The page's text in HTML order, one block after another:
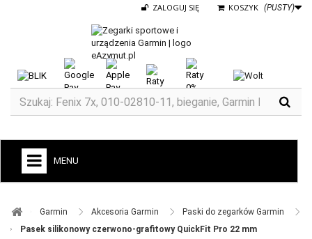
KOSZYK (PUSTY)
ZALOGUJ SIĘ
MENU
ZEGARKI DO BIEGANIA
Garmin ​ Akcesoria Garmin ​
Paski do zegarków Garmin ​
Pasek silikonowy czerwono-grafitowy QuickFit Pro 22 mm